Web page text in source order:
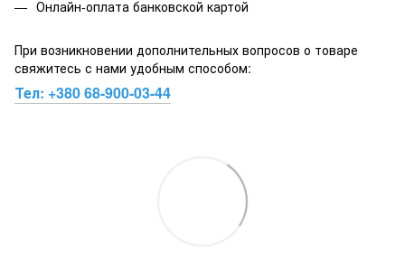
Онлайн-оплата банковской картой
При возникновении дополнительных вопросов о товаре
свяжитесь с нами удобным способом:
Тел: +380 68-900-03-44